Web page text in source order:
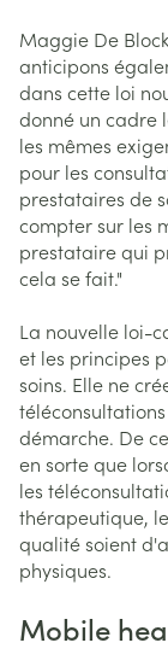
Maggie De
anticipons
dans cette loi
donné un cadre
les mêmes
pour les
prestataires de
compter sur les
prestataire qui
cela se fait."
La nouvelle loi-
et les principes
soins. Elle ne
démarche. De
en sorte que
les
thérapeutique,
qualité soient
physiques.
Mobile